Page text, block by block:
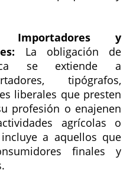
Importadores y
La obligación de
se extiende a
tipógrafos,
liberales que presten
profesión o enajenen
agrícolas o
a aquellos que
finales y